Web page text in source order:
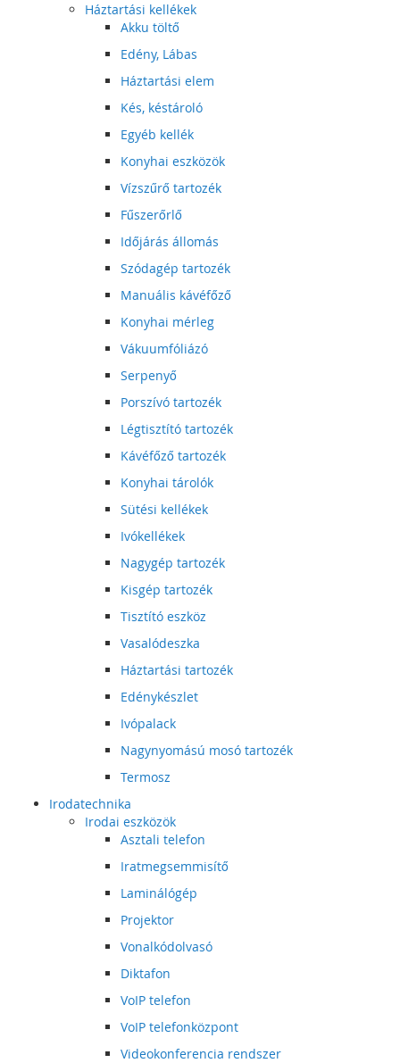
Háztartási kellékek
Akku töltő
Edény, Lábas
Háztartási elem
Kés, késtároló
Egyéb kellék
Konyhai eszközök
Vízszűrő tartozék
Fűszerőrlő
Időjárás állomás
Szódagép tartozék
Manuális kávéfőző
Konyhai mérleg
Vákuumfóliázó
Serpenyő
Porszívó tartozék
Légtisztító tartozék
Kávéfőző tartozék
Konyhai tárolók
Sütési kellékek
Ivókellékek
Nagygép tartozék
Kisgép tartozék
Tisztító eszköz
Vasalódeszka
Háztartási tartozék
Edénykészlet
Ivópalack
Nagynyomású mosó tartozék
Termosz
Irodatechnika
Irodai eszközök
Asztali telefon
Iratmegsemmisítő
Laminálógép
Projektor
Vonalkódolvasó
Diktafon
VoIP telefon
VoIP telefonközpont
Videokonferencia rendszer